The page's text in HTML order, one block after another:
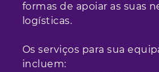
formas de apoiar as suas
logísticas.
Os serviços para sua
incluem: